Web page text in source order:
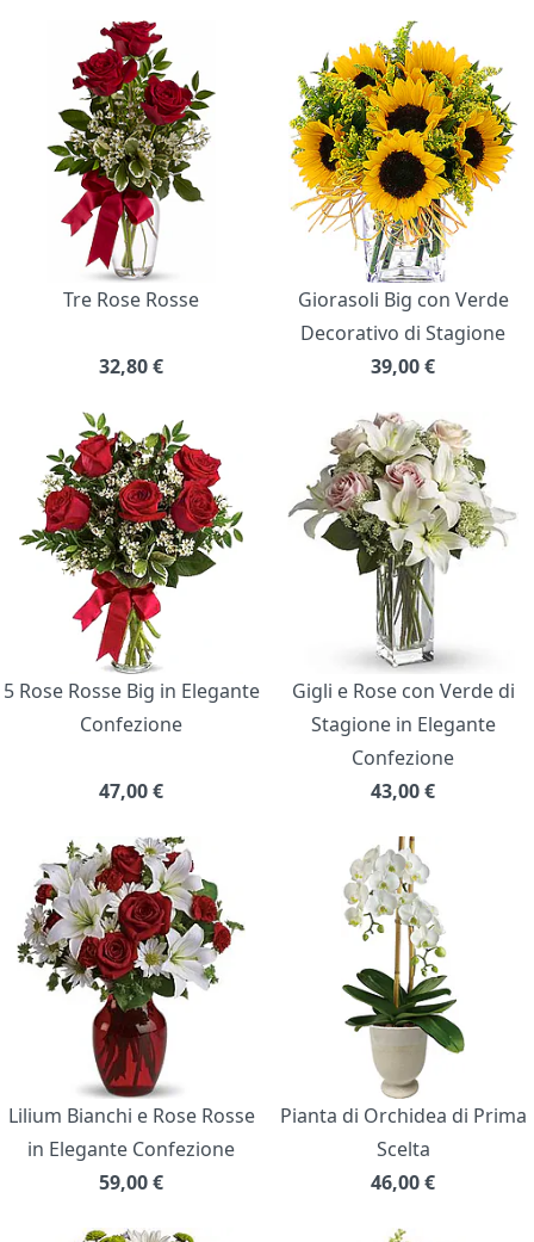
Bouquet di fiori
Tre Rose Rosse
32,80€
Giorasoli Big con Verde
Decorativo di Stagione
39,00€
5 Rose Rosse Big in Elegante
Confezione
47,00€
Gigli e Rose con Verde di
Stagione in Elegante
Confezione
43,00€
Lilium Bianchi e Rose Rosse
in Elegante Confezione
59,00€
Pianta di Orchidea di Prima
Scelta
46,00€